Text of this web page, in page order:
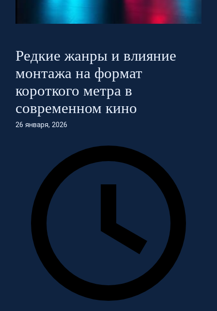
Редкие жанры и влияние
монтажа на формат
короткого метра в
современном кино
26 января, 2026